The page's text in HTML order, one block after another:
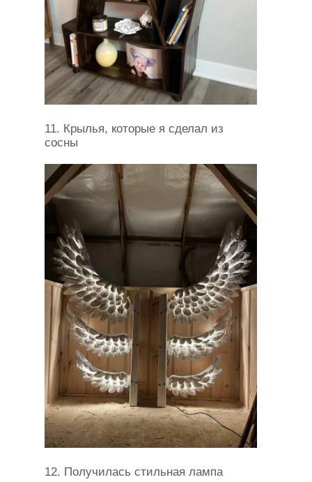
11. Крылья, которые я сделал из
сосны
12. Получилась стильная лампа